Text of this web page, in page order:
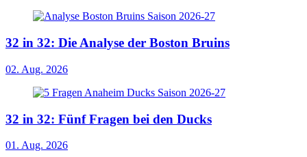
32 in 32: Die Analyse der Boston Bruins
02. Aug. 2026
32 in 32: Fünf Fragen bei den Ducks
01. Aug. 2026